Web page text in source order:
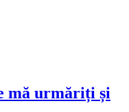
mă urmăriți și